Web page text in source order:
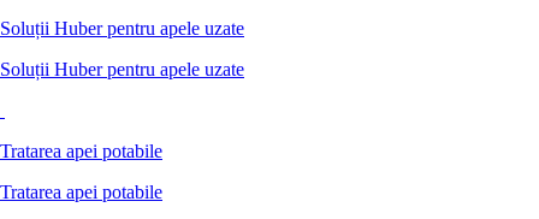
Soluții Huber pentru apele uzate
Soluții Huber pentru apele uzate
Tratarea apei potabile
Tratarea apei potabile